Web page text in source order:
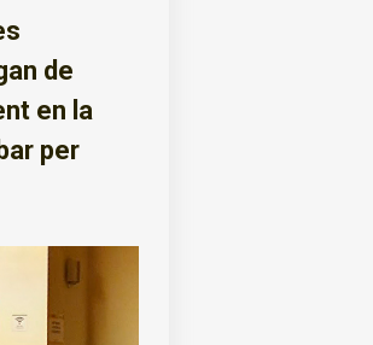
de
en la
per